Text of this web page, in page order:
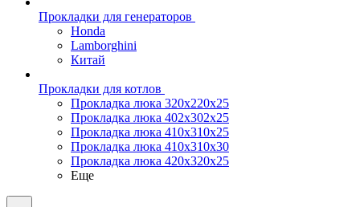
Прокладки для генераторов
Honda
Lamborghini
Китай
Прокладки для котлов
Прокладка люка 320x220x25
Прокладка люка 402x302x25
Прокладка люка 410x310x25
Прокладка люка 410х310х30
Прокладка люка 420x320x25
Еще